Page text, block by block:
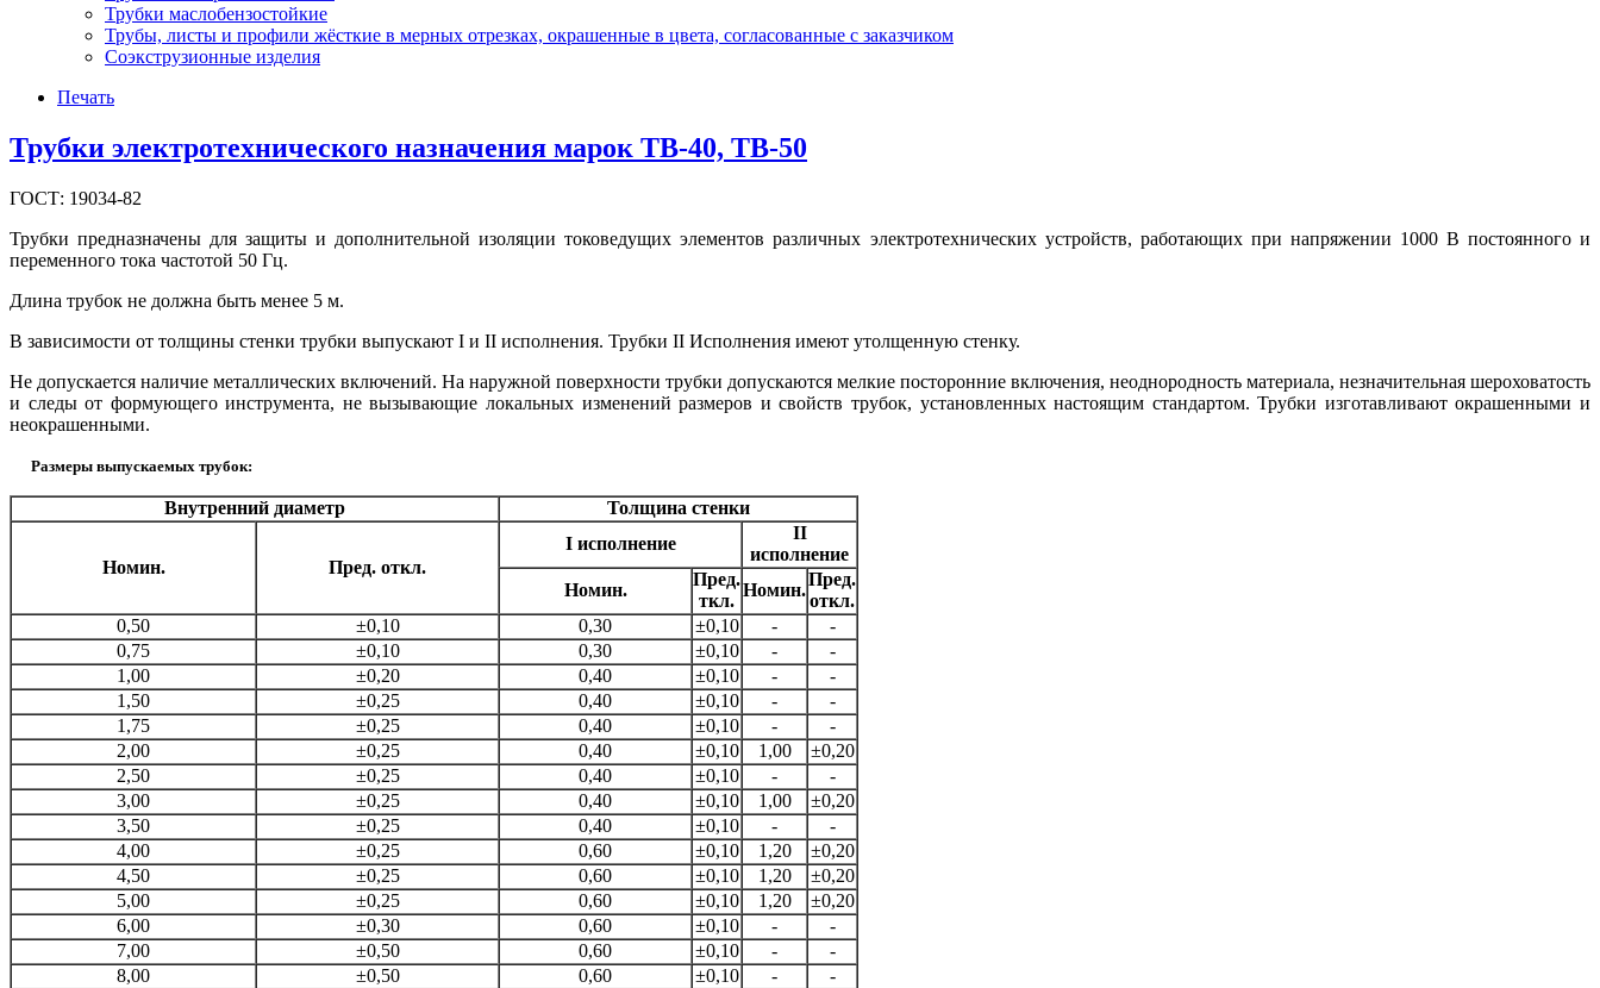
Трубки маслобензостойкие
Трубы, листы и профили жёсткие в мерных отрезках, окрашенные в цвета, согласованные с заказчиком
Соэкструзионные изделия
Печать
Трубки электротехнического назначения марок ТВ-40, ТВ-50
ГОСТ: 19034-82
Трубки предназначены для защиты и дополнительной изоляции токоведущих элементов различных электротехнических устройств, работающих при напряжении 1000 В постоянного и
переменного тока частотой 50 Гц.
Длина трубок не должна быть менее 5 м.
В зависимости от толщины стенки трубки выпускают I и II исполнения. Трубки II Исполнения имеют утолщенную стенку.
Не допускается наличие металлических включений. На наружной поверхности трубки допускаются мелкие посторонние включения, неоднородность материала, незначительная шероховатость
и следы от формующего инструмента, не вызывающие локальных изменений размеров и свойств трубок, установленных настоящим стандартом. Трубки изготавливают окрашенными и
неокрашенными.
Размеры выпускаемых трубок:
Внутренний диаметр Толщина стенки
Номин. Пред. откл.
I исполнение
II
исполнение
Номин.
Пред.
ткл.
Номин.
Пред.
откл.
0,50
±0,10 0,30 ±0,10 -
-
0,75
±0,10 0,30 ±0,10 -
-
1,00
±0,20 0,40 ±0,10 -
-
1,50
±0,25 0,40 ±0,10 -
-
1,75
±0,25 0,40 ±0,10 -
-
2,00
±0,25 0,40 ±0,10 1,00
±0,20
2,50
±0,25 0,40 ±0,10 -
-
3,00
±0,25 0,40 ±0,10 1,00
±0,20
3,50
±0,25 0,40 ±0,10 -
-
4,00
±0,25 0,60 ±0,10 1,20
±0,20
4,50
±0,25 0,60 ±0,10 1,20
±0,20
5,00
±0,25 0,60 ±0,10 1,20
±0,20
6,00
±0,30 0,60 ±0,10 -
-
7,00
±0,50 0,60 ±0,10 -
-
8,00
±0,50 0,60 ±0,10 -
-